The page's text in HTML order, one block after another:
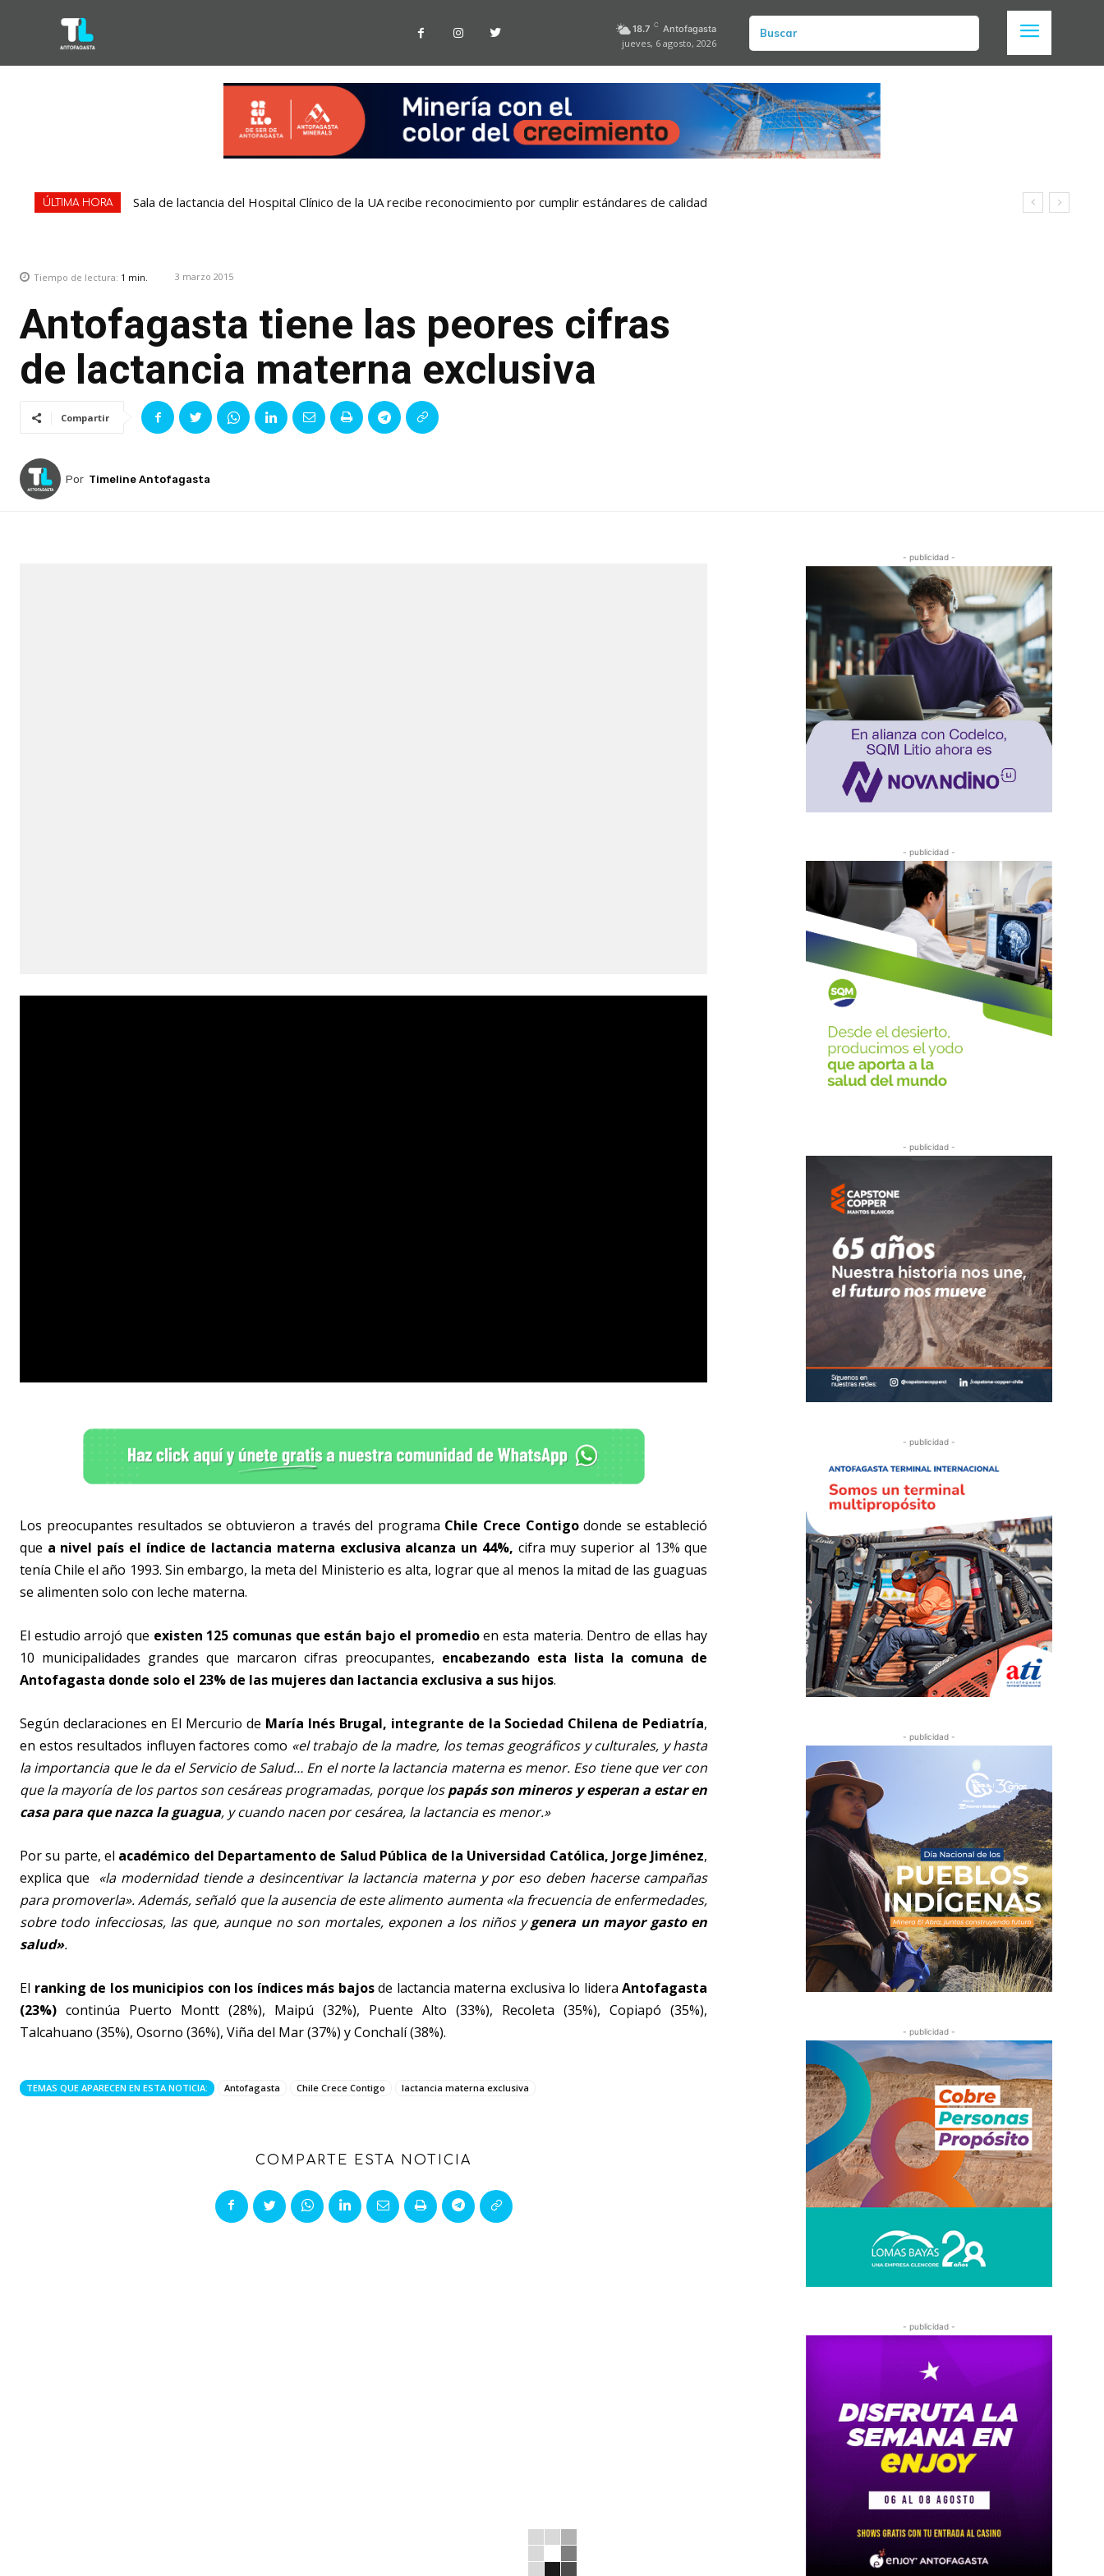
18.7 C Antofagasta
jueves, 6 agosto, 2026
Buscar
ÚLTIMA HORA Sala de lactancia del Hospital Clínico de la UA recibe reconocimiento por cumplir estándares de calidad
Tiempo de lectura: 1 min. 3 marzo 2015
Antofagasta tiene las peores cifras
de lactancia materna exclusiva
Compartir
Por Timeline Antofagasta
Los preocupantes resultados se obtuvieron a través del programa Chile Crece Contigodonde se estableció
que a nivel país el índice de lactancia materna exclusiva alcanza un 44%, cifra muy superior al 13% que
tenía Chile el año 1993. Sin embargo, la meta del Ministerio es alta, lograr que al menos la mitad de las guaguas
se alimenten solo con leche materna.
El estudio arrojó que existen 125 comunas que están bajo el promedioen esta materia. Dentro de ellas hay
10 municipalidades grandes que marcaron cifras preocupantes, encabezando esta lista la comuna de
Antofagasta donde solo el 23% de las mujeres dan lactancia exclusiva a sus hijos.
Según declaraciones en El Mercurio de María Inés Brugal, integrante de la Sociedad Chilena de Pediatría,
en estos resultados influyen factores como «el trabajo de la madre, los temas geográficos y culturales, y hasta
la importancia que le da el Servicio de Salud… En el norte la lactancia materna es menor. Eso tiene que ver con
que la mayoría de los partos son cesáreas programadas, porque lospapás son mineros y esperan a estar en
casa para que nazca la guagua, y cuando nacen por cesárea, la lactancia es menor.»
Por su parte, el académico del Departamento de Salud Pública de la Universidad Católica, Jorge Jiménez,
explica que «la modernidad tiende a desincentivar la lactancia materna y por eso deben hacerse campañas
para promoverla». Además, señaló que la ausencia de este alimento aumenta «la frecuencia de enfermedades,
sobre todo infecciosas, las que, aunque no son mortales, exponen a los niños ygenera un mayor gasto en
salud».
El ranking de los municipios con los índices más bajosde lactancia materna exclusiva lo lideraAntofagasta
(23%) continúa Puerto Montt (28%), Maipú (32%), Puente Alto (33%), Recoleta (35%), Copiapó (35%),
Talcahuano (35%), Osorno (36%), Viña del Mar (37%) y Conchalí (38%).
TEMAS QUE APARECEN EN ESTA NOTICIA: Antofagasta Chile Crece Contigo lactancia materna exclusiva
COMPARTE ESTA NOTICIA
- publicidad -
- publicidad -
- publicidad -
- publicidad -
- publicidad -
- publicidad -
- publicidad -